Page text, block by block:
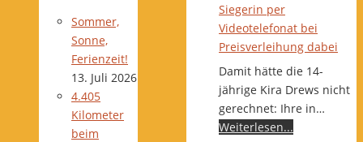
Sommer,
Sonne,
Ferienzeit!
13. Juli 2026
4.405
Kilometer
beim
Siegerin per
Videotelefonat bei
Preisverleihung dabei
Damit hätte die 14-
jährige Kira Drews nicht
gerechnet: Ihre in…
Weiterlesen...